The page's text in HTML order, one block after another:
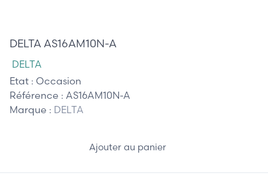
DELTA AS16AM10N-A
DELTA
Etat : Occasion
Référence : AS16AM10N-A
Marque : DELTA
Ajouter au panier